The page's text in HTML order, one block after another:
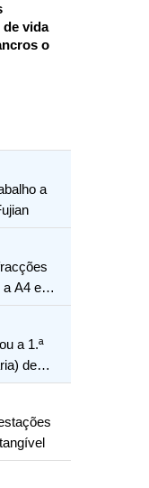
vida
o
a
a A4 e
a 1.ª
de